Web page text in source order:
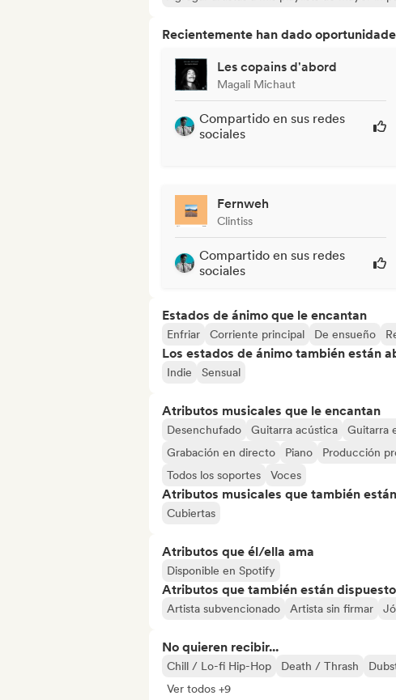
Recientemente han dado
Les copains d'abord
Magali Michaut
Compartido en sus redes
sociales
Fernweh
Clintiss
Compartido en sus redes
sociales
Estados de ánimo que le encantan
Enfriar Corriente principal De ensueño
Los estados de ánimo también están
Indie Sensual
Atributos musicales que le encantan
Desenchufado Guitarra acústica Guitarra
Grabación en directo
Piano Producción
Todos los soportes
Voces
Atributos musicales que también
Cubiertas
Atributos que él/ella ama
Disponible en Spotify
Atributos que también están
Artista subvencionado Artista sin firmar
No quieren recibir...
Chill / Lo-fi Hip-Hop Death / Thrash
Ver todos +9